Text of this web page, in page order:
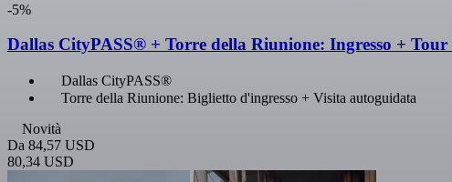
-5%
Dallas CityPASS® + Torre della Riunione: Ingresso +
Dallas CityPASS®
Torre della Riunione: Biglietto d'ingresso + Visita autoguidata
Novità
Da 84,57 USD
80,34 USD